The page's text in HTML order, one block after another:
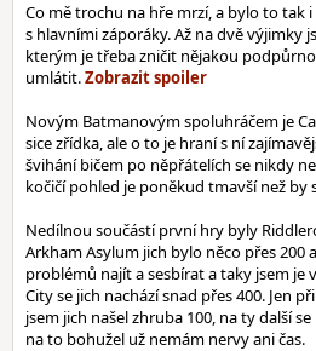
Co mě trochu na hře mrzí, a bylo to tak
s hlavními záporáky. Až na dvě výjimky
kterým je třeba zničit nějakou
umlátit.
Novým Batmanovým spoluhráčem je
sice zřídka, ale o to je hraní s ní
švihání bičem po něpřátelích se nikdy
kočičí pohled je poněkud tmavší než by
Nedílnou součástí první hry byly
Arkham Asylum jich bylo něco přes 200
problémů najít a sesbírat a taky jsem je
City se jich nachází snad přes 400. Jen
jsem jich našel zhruba 100, na ty další
na to bohužel už nemám nervy ani čas.